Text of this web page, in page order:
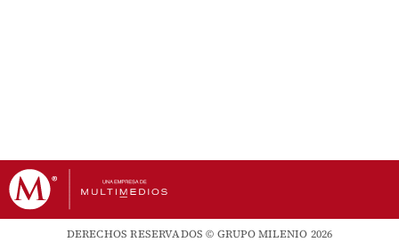
DERECHOS RESERVADOS © GRUPO MILENIO 2026